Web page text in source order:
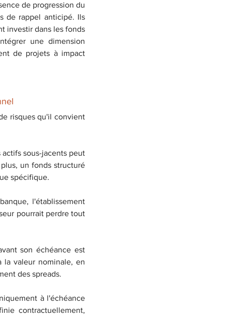
de progression du
de rappel anticipé. Ils
investir dans les fonds
une dimension
de projets à impact
risques qu'il convient
sous-jacents peut
un fonds structuré
spécifique.
l'établissement
pourrait perdre tout
son échéance est
la valeur nominale, en
des spreads.
à l'échéance
contractuellement,